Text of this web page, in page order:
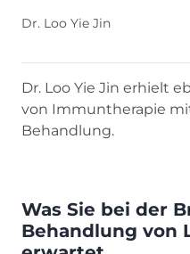
Dr. Loo Yie Jin
Dr. Loo Yie Jin erhielt
von Immuntherapie
Behandlung.
Was Sie bei der
Behandlung von